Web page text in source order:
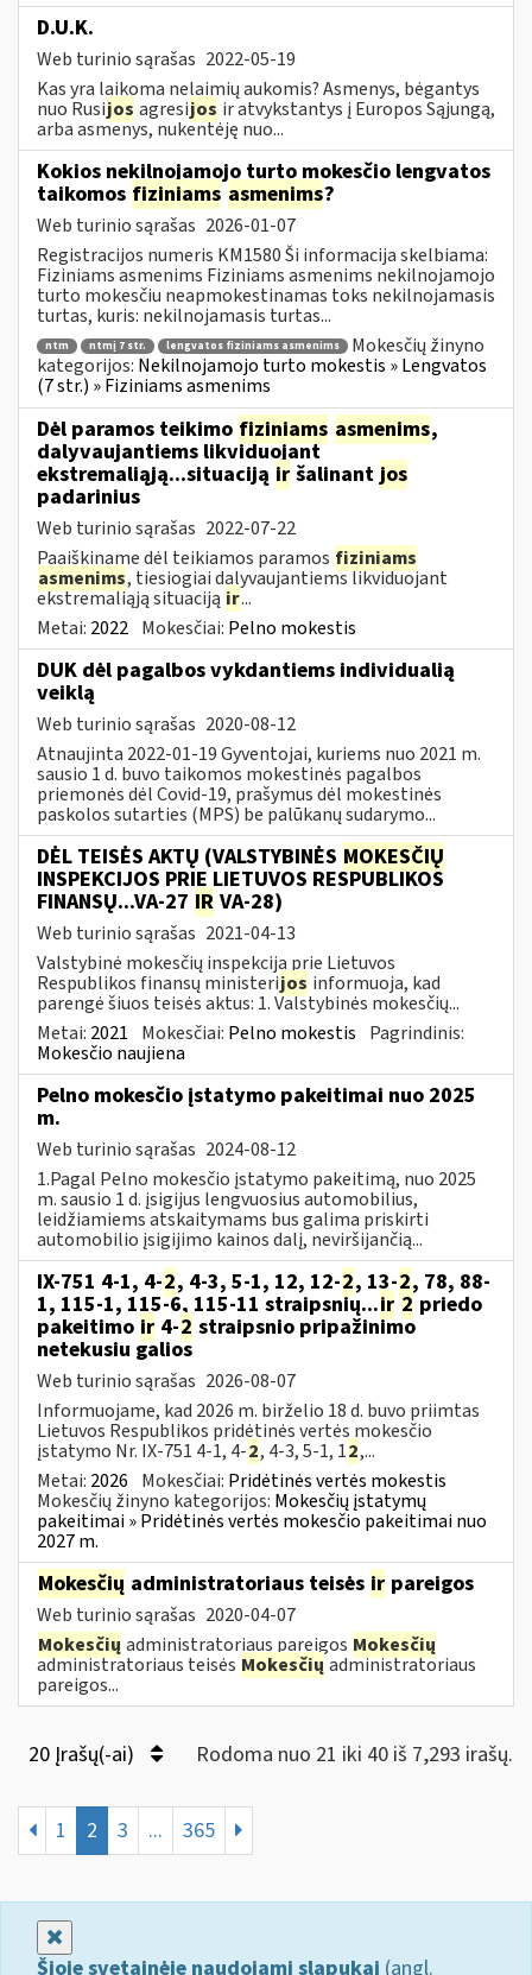
D.U.K.
Web turinio sąrašas 2022-05-19
Kas yra laikoma nelaimių aukomis? Asmenys, bėgantys
nuo Rusijos agresijos ir atvykstantys į Europos Sąjungą,
arba asmenys, nukentėję nuo...
Kokios nekilnojamojo turto mokesčio lengvatos
taikomos fiziniams asmenims?
Web turinio sąrašas 2026-01-07
Registracijos numeris KM1580 Ši informacija skelbiama:
Fiziniams asmenims Fiziniams asmenims nekilnojamojo
turto mokesčiu neapmokestinamas toks nekilnojamasis
turtas, kuris: nekilnojamasis turtas...
ntm ntmį 7 str. lengvatos fiziniams asmenims
Mokesčių žinyno
kategorijos: Nekilnojamojo turto mokestis » Lengvatos
(7 str.) » Fiziniams asmenims
Dėl paramos teikimo fiziniams asmenims,
dalyvaujantiems likviduojant
ekstremaliąją...situaciją ir šalinant jos
padarinius
Web turinio sąrašas 2022-07-22
Paaiškiname dėl teikiamos paramos fiziniams
asmenims, tiesiogiai dalyvaujantiems likviduojant
ekstremaliąją situaciją ir...
Metai: 2022 Mokesčiai: Pelno mokestis
DUK dėl pagalbos vykdantiems individualią
veiklą
Web turinio sąrašas 2020-08-12
Atnaujinta 2022-01-19 Gyventojai, kuriems nuo 2021 m.
sausio 1 d. buvo taikomos mokestinės pagalbos
priemonės dėl Covid-19, prašymus dėl mokestinės
paskolos sutarties (MPS) be palūkanų sudarymo...
DĖL TEISĖS AKTŲ (VALSTYBINĖS MOKESČIŲ
INSPEKCIJOS PRIE LIETUVOS RESPUBLIKOS
FINANSŲ...VA-27 IR VA-28)
Web turinio sąrašas 2021-04-13
Valstybinė mokesčių inspekcija prie Lietuvos
Respublikos finansų ministerijos informuoja, kad
parengė šiuos teisės aktus: 1. Valstybinės mokesčių...
Metai: 2021 Mokesčiai: Pelno mokestis Pagrindinis:
Mokesčio naujiena
Pelno mokesčio įstatymo pakeitimai nuo 2025
m.
Web turinio sąrašas 2024-08-12
1.Pagal Pelno mokesčio įstatymo pakeitimą, nuo 2025
m. sausio 1 d. įsigijus lengvuosius automobilius,
leidžiamiems atskaitymams bus galima priskirti
automobilio įsigijimo kainos dalį, neviršijančią...
IX-751 4-1, 4-2, 4-3, 5-1, 12, 12-2, 13-2, 78, 88-
1, 115-1, 115-6, 115-11 straipsnių...ir 2 priedo
pakeitimo ir 4-2 straipsnio pripažinimo
netekusiu galios
Web turinio sąrašas 2026-08-07
Informuojame, kad 2026 m. birželio 18 d. buvo priimtas
Lietuvos Respublikos pridėtinės vertės mokesčio
įstatymo Nr. IX-751 4-1, 4-2, 4-3, 5-1, 12,...
Metai: 2026 Mokesčiai: Pridėtinės vertės mokestis
Mokesčių žinyno kategorijos: Mokesčių įstatymų
pakeitimai » Pridėtinės vertės mokesčio pakeitimai nuo
2027 m.
Mokesčių administratoriaus teisės ir pareigos
Web turinio sąrašas 2020-04-07
Mokesčių administratoriaus pareigos Mokesčių
administratoriaus teisės Mokesčių administratoriaus
pareigos...
20 Įrašų(-ai) Rodoma nuo 21 iki 40 iš 7,293 irašų.
1 2 3 ... 365
Šioje svetainėje naudojami slapukai (angl.